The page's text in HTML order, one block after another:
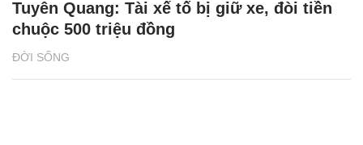
ĐỜI SỐNG
Tuyên Quang: Tài xế tố bị giữ xe, đòi tiền
chuộc 500 triệu đồng